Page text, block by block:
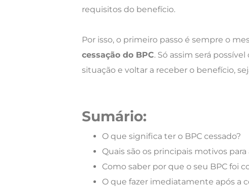
requisitos do benefício.
Por isso, o primeiro passo é sempre o
cessação do BPC. Só assim será
situação e voltar a receber o benefício,
Sumário:
O que significa ter o BPC cessado?
Quais são os principais motivos para
Como saber por que o seu BPC foi
O que fazer imediatamente após a